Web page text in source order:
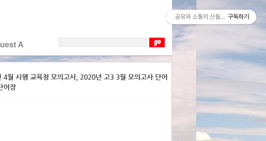
A
월 시행 교육청 모의고사, 2020년 고3 3월 모의고사 단어
어장
공유와 소통의 산들바람구독하기